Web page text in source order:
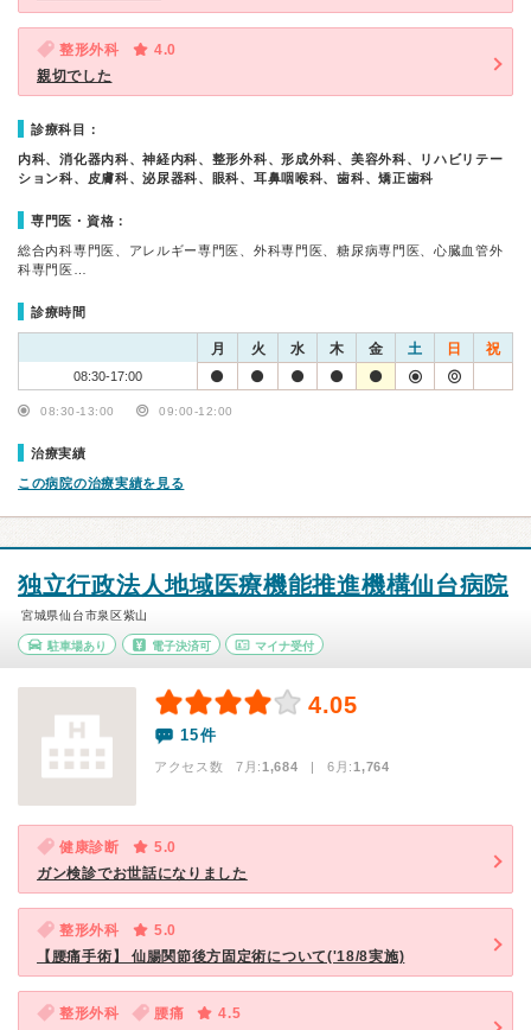
整形外科
4.0
親切でした
診療科目：
内科、消化器内科、神経内科、整形外科、形成外科、美容外科、リハビリテー
ション科、皮膚科、泌尿器科、眼科、耳鼻咽喉科、歯科、矯正歯科
専門医・資格：
総合内科専門医、アレルギー専門医、外科専門医、糖尿病専門医、心臓血管外
科専門医…
診療時間
月 火 水 木 金 土 日 祝
08:30-17:00
08:30-13:00 09:00-12:00
治療実績
この病院の治療実績を見る
独立行政法人地域医療機能推進機構仙台病院
宮城県仙台市泉区紫山
駐車場あり 電子決済可 マイナ受付
4.05
15件
アクセス数 7月:1,684 | 6月:1,764
健康診断
5.0
ガン検診でお世話になりました
整形外科
5.0
【腰痛手術】 仙腸関節後方固定術について('18/8実施)
整形外科 腰痛
4.5